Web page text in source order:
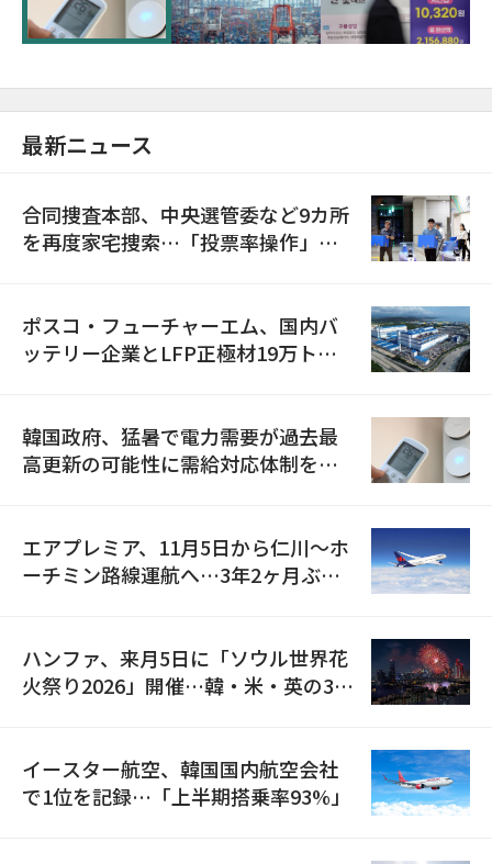
最新ニュース
合同捜査本部、中央選管委など9カ所
を再度家宅捜索…「投票率操作」の
ポスコ・フューチャーエム、国内バ
ッテリー企業とLFP正極材19万トン
韓国政府、猛暑で電力需要が過去最
高更新の可能性に需給対応体制を点
エアプレミア、11月5日から仁川〜ホ
ーチミン路線運航へ…3年2ヶ月ぶり
ハンファ、来月5日に「ソウル世界花
火祭り2026」開催…韓・米・英の3カ
イースター航空、韓国国内航空会社
で1位を記録…「上半期搭乗率93%」